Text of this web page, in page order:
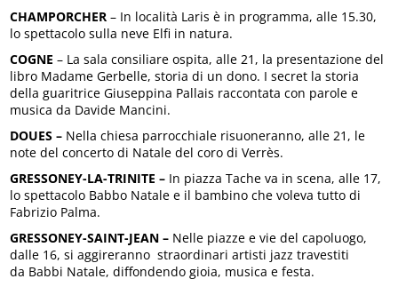
CHAMPORCHER – In località Laris è in programma, alle 15.30,
lo spettacolo sulla neve Elfi in natura.
COGNE – La sala consiliare ospita, alle 21, la presentazione del
libro Madame Gerbelle, storia di un dono. I secret la storia
della guaritrice Giuseppina Pallais raccontata con parole e
musica da Davide Mancini.
DOUES – Nella chiesa parrocchiale risuoneranno, alle 21, le
note del concerto di Natale del coro di Verrès.
GRESSONEY-LA-TRINITE – In piazza Tache va in scena, alle 17,
lo spettacolo Babbo Natale e il bambino che voleva tutto di
Fabrizio Palma.
GRESSONEY-SAINT-JEAN – Nelle piazze e vie del capoluogo,
dalle 16, si aggireranno straordinari artisti jazz travestiti
da Babbi Natale, diffondendo gioia, musica e festa.